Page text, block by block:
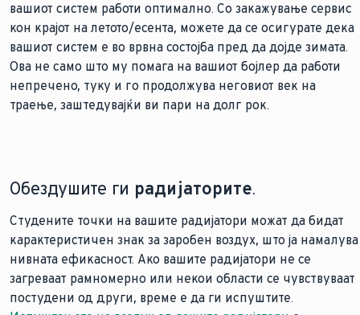
вашиот систем работи оптимално. Со закажување сервис
кон крајот на летото/есента, можете да се осигурате дека
вашиот систем е во врвна состојба пред да дојде зимата.
Ова не само што му помага на вашиот бојлер да работи
непречено, туку и го продолжува неговиот век на
траење, заштедувајќи ви пари на долг рок.
Обездушите ги радијаторите.
Студените точки на вашите радијатори можат да бидат
карактеристичен знак за заробен воздух, што ја намалува
нивната ефикасност. Ако вашите радијатори не се
загреваат рамномерно или некои области се чувствуваат
постудени од други, време е да ги испуштите.